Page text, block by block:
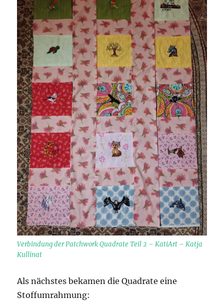
Verbindung der Patchwork Quadrate Teil 2 – KatiArt – Katja
Kullinat
Als nächstes bekamen die Quadrate eine
Stoffumrahmung: